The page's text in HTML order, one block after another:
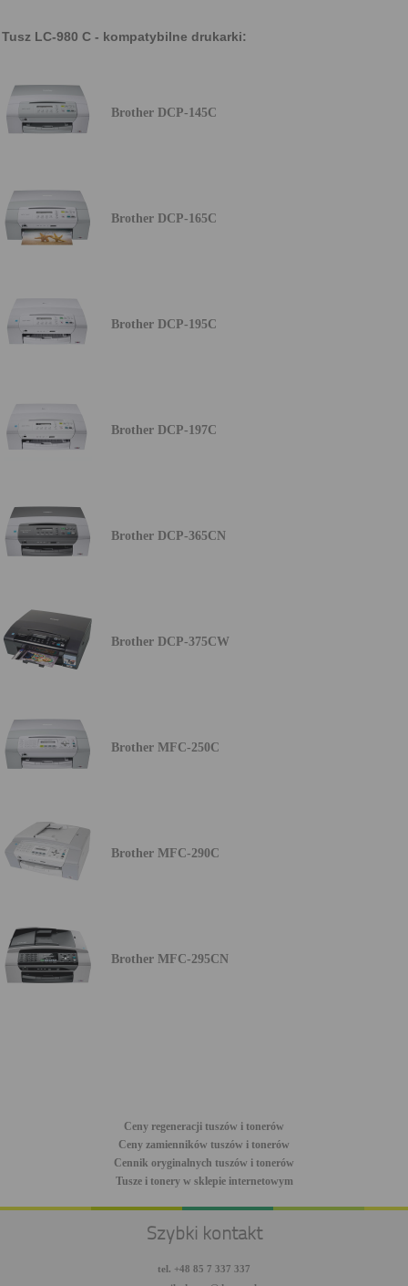
Tusz LC-980 C - kompatybilne drukarki:
Brother DCP-145C
Brother DCP-165C
Brother DCP-195C
Brother DCP-197C
Brother DCP-365CN
Brother DCP-375CW
Brother MFC-250C
Brother MFC-290C
Brother MFC-295CN
Ceny regeneracji tuszów i tonerów
Ceny zamienników tuszów i tonerów
Cennik oryginalnych tuszów i tonerów
Tusze i tonery w sklepie internetowym
Szybki kontakt
tel. +48 85 7 337 337